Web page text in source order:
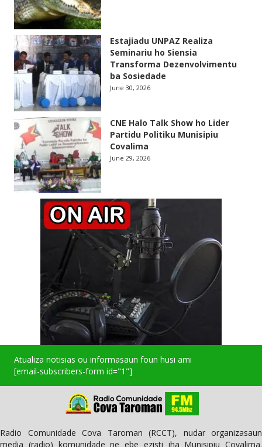
Estajiadu UNPAZ Realiza
Seminariu ho Siensia
Transforma Dezenvolvimentu
ba Sosiedade
June 30, 2026
CNE Halo Talk Show ho Lider
Partidu Politiku Munisipiu
Covalima
June 29, 2026
Atualiza notisias ou informasaun foun husi ami
[email-subscribers-form id="1"]
Radio Comunidade Cova Taroman (RCCT), nudar organizasaun
media (radio) komunidade ne ebe ezisti iha Munisipiu Covalima.